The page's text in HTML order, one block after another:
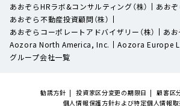
あおぞらHRラボ&コンサルティング（株）
あおぞ
あおぞら不動産投資顧問（株）
あおぞらコーポレートアドバイザリー（株）
あお
Aozora North America, Inc.
Aozora Europe
グループ会社一覧
勧誘方針 投資家区分変更の期限日
顧客区
個人情報保護方針および特定個人情報